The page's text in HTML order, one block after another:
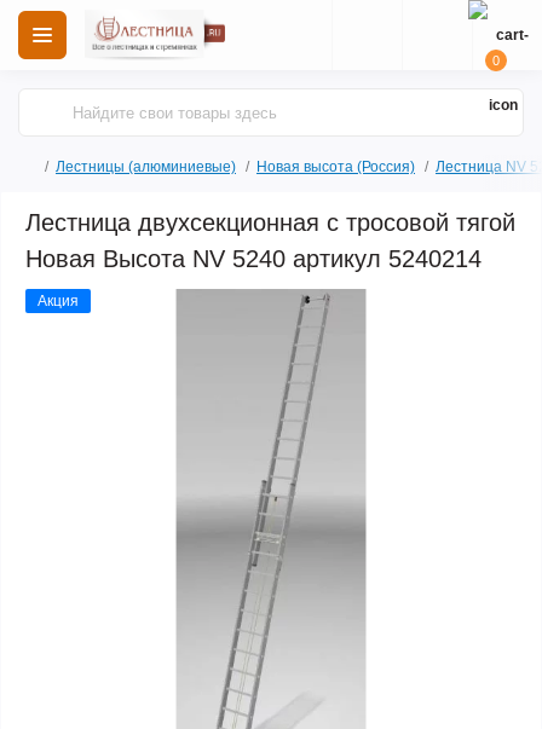
0
Лестницы (алюминиевые) Новая высота (Россия) Лестница NV
Лестница двухсекционная с тросовой тягой
Новая Высота NV 5240 артикул 5240214
Акция